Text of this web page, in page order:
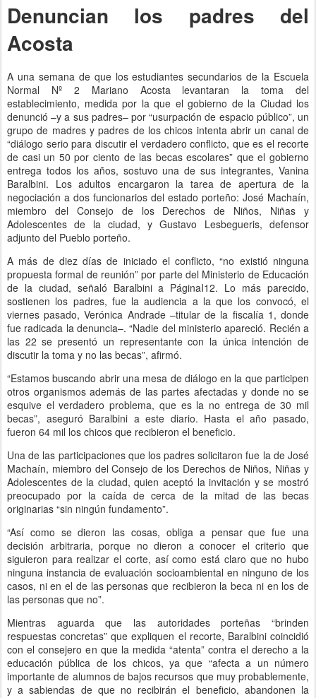
Denuncian los padres del
Acosta
A una semana de que los estudiantes secundarios de la Escuela
Normal Nº 2 Mariano Acosta levantaran la toma del
establecimiento, medida por la que el gobierno de la Ciudad los
denunció –y a sus padres– por “usurpación de espacio público”, un
grupo de madres y padres de los chicos intenta abrir un canal de
“diálogo serio para discutir el verdadero conflicto, que es el recorte
de casi un 50 por ciento de las becas escolares” que el gobierno
entrega todos los años, sostuvo una de sus integrantes, Vanina
Baralbini. Los adultos encargaron la tarea de apertura de la
negociación a dos funcionarios del estado porteño: José Machaín,
miembro del Consejo de los Derechos de Niños, Niñas y
Adolescentes de la ciudad, y Gustavo Lesbegueris, defensor
adjunto del Pueblo porteño.
A más de diez días de iniciado el conflicto, “no existió ninguna
propuesta formal de reunión” por parte del Ministerio de Educación
de la ciudad, señaló Baralbini a PáginaI12. Lo más parecido,
sostienen los padres, fue la audiencia a la que los convocó, el
viernes pasado, Verónica Andrade –titular de la fiscalía 1, donde
fue radicada la denuncia–. “Nadie del ministerio apareció. Recién a
las 22 se presentó un representante con la única intención de
discutir la toma y no las becas”, afirmó.
“Estamos buscando abrir una mesa de diálogo en la que participen
otros organismos además de las partes afectadas y donde no se
esquive el verdadero problema, que es la no entrega de 30 mil
becas”, aseguró Baralbini a este diario. Hasta el año pasado,
fueron 64 mil los chicos que recibieron el beneficio.
Una de las participaciones que los padres solicitaron fue la de José
Machaín, miembro del Consejo de los Derechos de Niños, Niñas y
Adolescentes de la ciudad, quien aceptó la invitación y se mostró
preocupado por la caída de cerca de la mitad de las becas
originarias “sin ningún fundamento”.
“Así como se dieron las cosas, obliga a pensar que fue una
decisión arbitraria, porque no dieron a conocer el criterio que
siguieron para realizar el corte, así como está claro que no hubo
ninguna instancia de evaluación socioambiental en ninguno de los
casos, ni en el de las personas que recibieron la beca ni en los de
las personas que no”.
Mientras aguarda que las autoridades porteñas “brinden
respuestas concretas” que expliquen el recorte, Baralbini coincidió
con el consejero en que la medida “atenta” contra el derecho a la
educación pública de los chicos, ya que “afecta a un número
importante de alumnos de bajos recursos que muy probablemente,
y a sabiendas de que no recibirán el beneficio, abandonen la